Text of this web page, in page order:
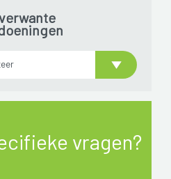
vragen?